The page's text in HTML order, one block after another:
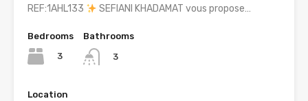
REF:1AHL133 SEFIANI KHADAMAT vous propose…
Bedrooms
3
Bathrooms
3
Location